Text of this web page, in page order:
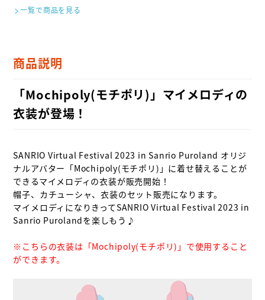
一覧で商品を見る
商品説明
「Mochipoly(モチポリ)」マイメロディの
衣装が登場！
SANRIO Virtual Festival 2023 in Sanrio Puroland オリジ
ナルアバター「Mochipoly(モチポリ)」に着せ替えることが
できるマイメロディの衣装が販売開始！
帽子、カチューシャ、衣装のセット販売になります。
マイメロディになりきってSANRIO Virtual Festival 2023 in
Sanrio Purolandを楽しもう♪
※こちらの衣装は「Mochipoly(モチポリ)」で使用すること
ができます。